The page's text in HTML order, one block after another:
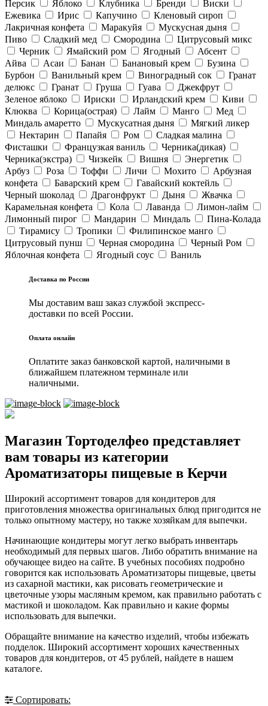
Персик
Яблоко Клубника Бренди
Виски
Ежевика
Ирис Капучино
Кленовый сироп
Лакричная конфета
Маракуйя
Мускусная дыня
Пиво
Сладкий мед Смородина
Цитрусовый микс
Черник
Ямайский ром Ягодный
Абсент
Айва
Асаи Банан Банановый крем
Бузина
Бурбон
Ванильный крем Виноградный сок
Гранат
делюкс
Гранат Груша Гуава
Джекфрут
Зеленое яблоко
Ириски Ирландский крем
Киви
Клюква
Корица(острая) Лайм Манго
Мед
Миндаль амаретто
Мускусатная дыня
Мягкий ликер
Нектарин
Папайя Ром
Сладкая малина
Фисташки
Французкая ваниль
Черника(дикая)
Черника(экстра)
Чизкейк Вишня
Энергетик
Арбуз
Роза Тоффи Личи Мохито
Арбузная
конфета
Баварский крем
Гавайский коктейль
Черный шоколад
Драгонфрукт Дыня
Жвачка
Карамельная конфета
Кола Лаванда
Лимон-лайм
Лимонный пирог
Мандарин Миндаль
Пина-Колада
Тирамису
Тропики
Филипинское манго
Цитрусовый пунш
Черная смородина
Черный Ром
Яблочная конфета
Ягодный соус Ваниль
Доставка по России
Мы доставим ваш заказ службой экспресс-
доставки по всей России.
Оплата онлайн
Оплатите заказ банковской картой, наличными в
ближайшем платежном терминале или
наличными.
Магазин Тортоделфео представляет
вам товары из категории
Ароматизаторы пищевые в Керчи
Широкий ассортимент товаров для кондитеров для
приготовления множества оригинальных блюд пригодится не
только опытному мастеру, но также хозяйкам для выпечки.
Начинающие кондитеры могут легко выбрать инвентарь
необходимый для первых шагов. Либо обратить внимание на
обучающее видео на сайте. В учебных пособиях подробно
говорится как использовать Ароматизаторы пищевые, цветы
из сахарной мастики, как рисовать геометрические и
цветочные узоры масляным кремом, как правильно работать с
мастикой и шоколадом. Как правильно и какие формы
использовать для выпечки.
Обращайте внимание на качество изделий, чтобы избежать
подделок. Широкий ассортимент хороших качественных
товаров для кондитеров, от 45 рублей, найдете в нашем
каталоге.
Сортировать: